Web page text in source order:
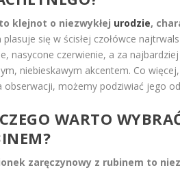
klejnot o niezwykłej urodzie,
plasuje się w ścisłej czołówce
nasycone czerwienie, a za
niebieskawym akcentem. Co
obserwacji, możemy podziwiać jego
WARTO
zaręczynowy z rubinem to